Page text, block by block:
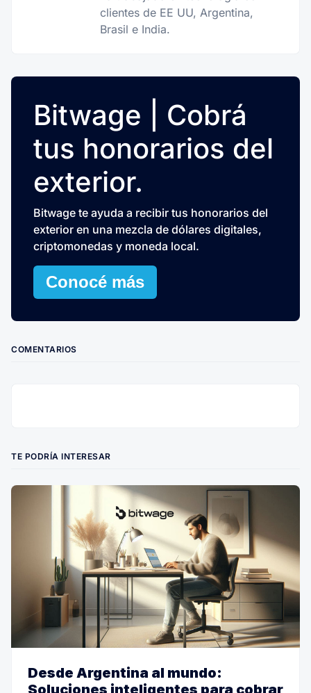
clientes de EE UU, Argentina,
Brasil e India.
Bitwage | Cobrá
tus honorarios del
exterior.
Bitwage te ayuda a recibir tus honorarios del
exterior en una mezcla de dólares digitales,
criptomonedas y moneda local.
Conocé más
COMENTARIOS
TE PODRÍA INTERESAR
Desde Argentina al mundo:
Soluciones inteligentes para cobrar